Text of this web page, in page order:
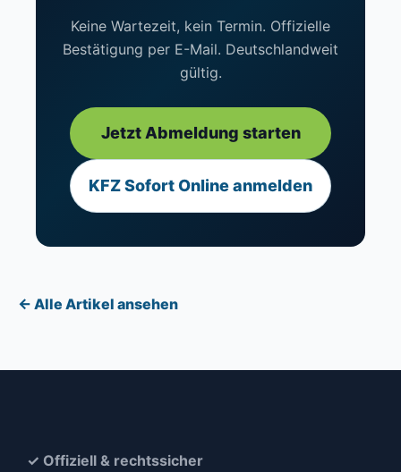
Keine Wartezeit, kein Termin. Offizielle
Bestätigung per E-Mail. Deutschlandweit
gültig.
Jetzt Abmeldung starten
KFZ Sofort Online anmelden
← Alle Artikel ansehen
✓ Offiziell & rechtssicher